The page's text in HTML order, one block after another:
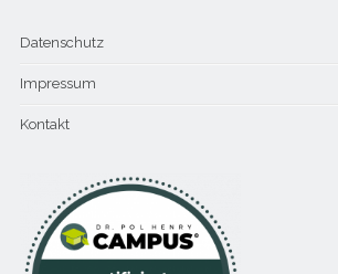
Datenschutz
Impressum
Kontakt